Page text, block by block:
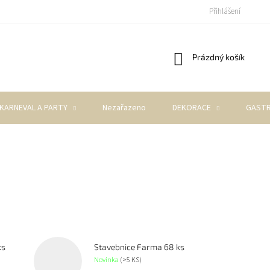
Přihlášení
Nákupní
Prázdný košík
KARNEVAL A PARTY Nezařazeno DEKORACE
Stavebnice Farma 68 ks
Novinka (>5 KS)